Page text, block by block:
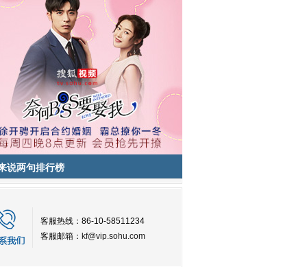
说两句排行榜
客服热线：86-10-58511234
客服邮箱： kf@vip.sohu.com